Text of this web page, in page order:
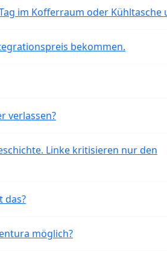
im Kofferraum oder Kühltasche
bekommen.
verlassen?
Linke kritisieren nur den
das?
möglich?